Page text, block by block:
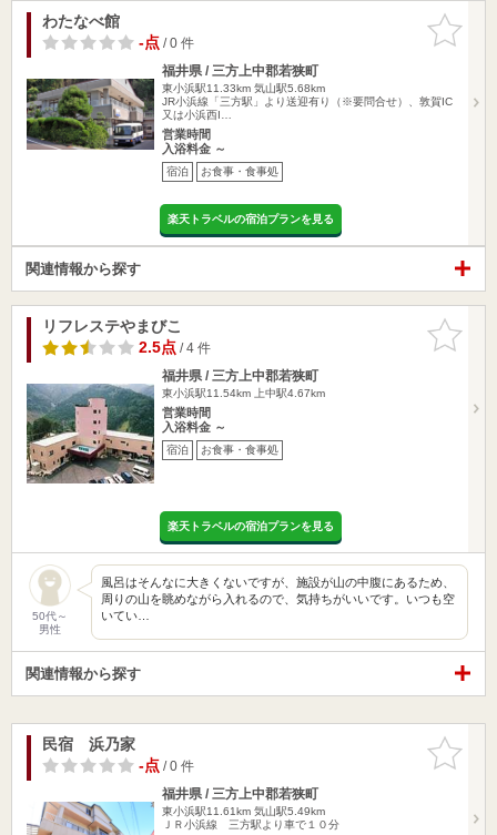
お気に入
りに追加
わたなべ館
-点/ 0 件
福井県 / 三方上中郡若狭町
東小浜駅11.33km 気山駅5.68km
JR小浜線「三方駅」より送迎有り（※要問合せ）、敦賀IC
又は小浜西I…
営業時間
入浴料金 ～
宿泊 お食事・食事処
楽天トラベルの宿泊プランを見る
関連情報から探す
お気に入
りに追加
リフレステやまびこ
2.5点/ 4 件
福井県 / 三方上中郡若狭町
東小浜駅11.54km 上中駅4.67km
営業時間
入浴料金 ～
宿泊 お食事・食事処
楽天トラベルの宿泊プランを見る
50代～
男性
風呂はそんなに大きくないですが、施設が山の中腹にあるため、
周りの山を眺めながら入れるので、気持ちがいいです。いつも空
いてい…
関連情報から探す
お気に入
りに追加
民宿 浜乃家
-点/ 0 件
福井県 / 三方上中郡若狭町
東小浜駅11.61km 気山駅5.49km
ＪＲ小浜線 三方駅より車で１０分